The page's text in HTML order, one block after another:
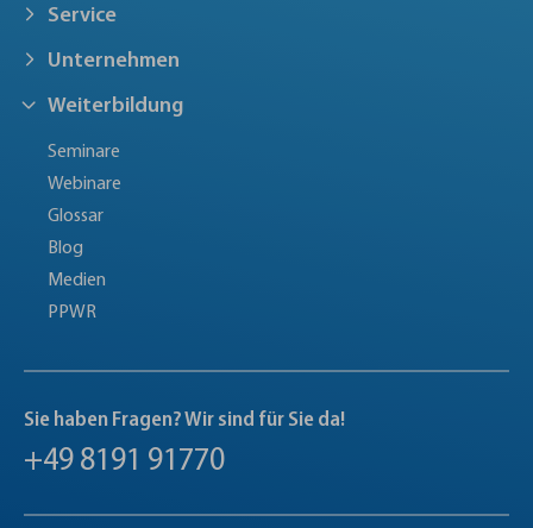
Service
Unternehmen
Weiterbildung
Seminare
Webinare
Glossar
Blog
Medien
PPWR
Sie haben Fragen? Wir sind für Sie da!
+49 8191 91770